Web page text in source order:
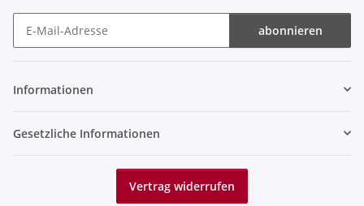
abonnieren
Informationen
Gesetzliche Informationen
Vertrag widerrufen